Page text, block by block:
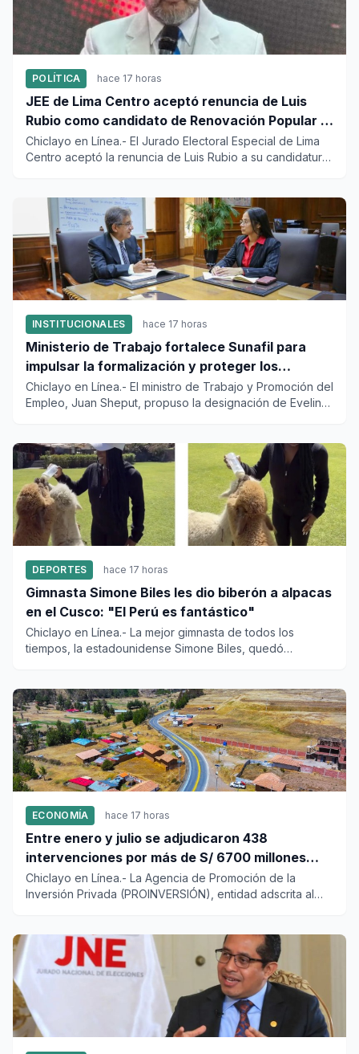
POLÍTICA hace 17 horas
JEE de Lima Centro aceptó renuncia de Luis
Rubio como candidato de Renovación Popular a
la Alcaldía de Lima
Chiclayo en Línea.- El Jurado Electoral Especial de Lima
Centro aceptó la renuncia de Luis Rubio a su candidatura
INSTITUCIONALES hace 17 horas
Ministerio de Trabajo fortalece Sunafil para
impulsar la formalización y proteger los
derechos laborales
Chiclayo en Línea.- El ministro de Trabajo y Promoción del
Empleo, Juan Sheput, propuso la designación de Evelin
DEPORTES hace 17 horas
Gimnasta Simone Biles les dio biberón a alpacas
en el Cusco: "El Perú es fantástico"
Chiclayo en Línea.- La mejor gimnasta de todos los
tiempos, la estadounidense Simone Biles, quedó
ECONOMÍA hace 17 horas
Entre enero y julio se adjudicaron 438
intervenciones por más de S/ 6700 millones
mediante OxI
Chiclayo en Línea.- La Agencia de Promoción de la
Inversión Privada (PROINVERSIÓN), entidad adscrita al